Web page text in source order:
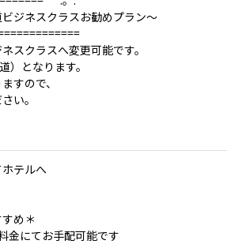
ジネスクラスお勧めプラン～
スクラスへ変更可能です。
）となります。
すので、
い。
テルへ
め＊
金にてお手配可能です